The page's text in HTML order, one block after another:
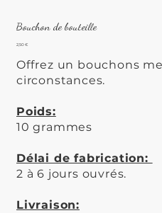
Bouchon de bouteille
Prix
2,50 €
Offrez un bouchons
circonstances.
Poids:
10 grammes
Délai de fabrication:
2 à 6 jours ouvrés.
Livraison: